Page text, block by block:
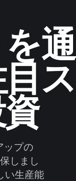
通
ス
ップの
しまし
い生産能